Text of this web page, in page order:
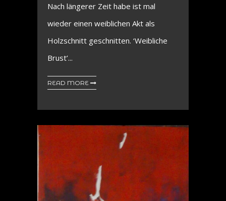
Nach längerer Zeit habe ist mal
wieder einen weiblichen Akt als
Holzschnitt geschnitten. ‘Weibliche
Brust’...
READ MORE